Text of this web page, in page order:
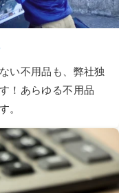
い不用品も、弊社独
！あらゆる不用品
。